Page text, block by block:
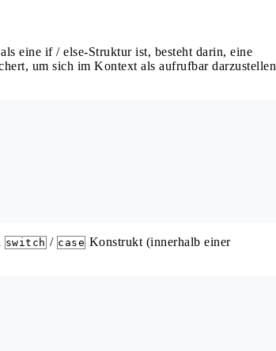
eine if / else-Struktur ist, besteht darin, eine
um sich im Kontext als aufrufbar darzustellen
switch / case Konstrukt (innerhalb einer